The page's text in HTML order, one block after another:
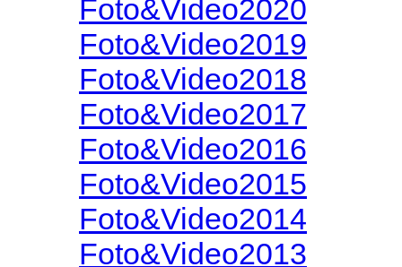
Foto&Video2020
Foto&Video2019
Foto&Video2018
Foto&Video2017
Foto&Video2016
Foto&Video2015
Foto&Video2014
Foto&Video2013